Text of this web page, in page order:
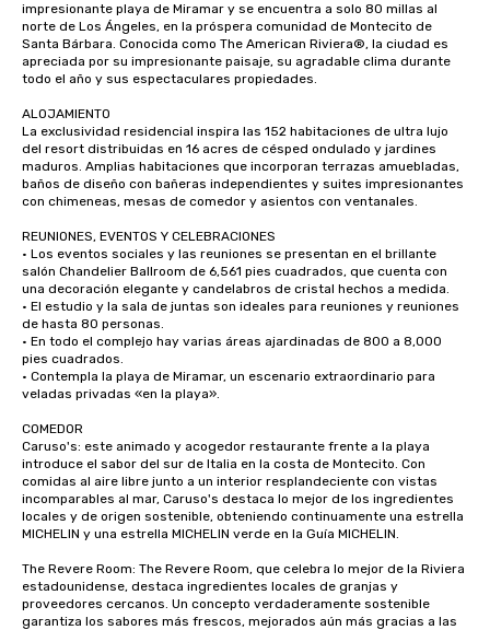
impresionante playa de Miramar y se encuentra a solo 80 millas al
norte de Los Ángeles, en la próspera comunidad de Montecito de
Santa Bárbara. Conocida como The American Riviera®, la ciudad es
apreciada por su impresionante paisaje, su agradable clima durante
todo el año y sus espectaculares propiedades.
ALOJAMIENTO
La exclusividad residencial inspira las 152 habitaciones de ultra lujo
del resort distribuidas en 16 acres de césped ondulado y jardines
maduros. Amplias habitaciones que incorporan terrazas amuebladas,
baños de diseño con bañeras independientes y suites impresionantes
con chimeneas, mesas de comedor y asientos con ventanales.
REUNIONES, EVENTOS Y CELEBRACIONES
· Los eventos sociales y las reuniones se presentan en el brillante
salón Chandelier Ballroom de 6,561 pies cuadrados, que cuenta con
una decoración elegante y candelabros de cristal hechos a medida.
· El estudio y la sala de juntas son ideales para reuniones y reuniones
de hasta 80 personas.
· En todo el complejo hay varias áreas ajardinadas de 800 a 8,000
pies cuadrados.
· Contempla la playa de Miramar, un escenario extraordinario para
veladas privadas «en la playa».
COMEDOR
Caruso's: este animado y acogedor restaurante frente a la playa
introduce el sabor del sur de Italia en la costa de Montecito. Con
comidas al aire libre junto a un interior resplandeciente con vistas
incomparables al mar, Caruso's destaca lo mejor de los ingredientes
locales y de origen sostenible, obteniendo continuamente una estrella
MICHELIN y una estrella MICHELIN verde en la Guía MICHELIN.
The Revere Room: The Revere Room, que celebra lo mejor de la Riviera
estadounidense, destaca ingredientes locales de granjas y
proveedores cercanos. Un concepto verdaderamente sostenible
garantiza los sabores más frescos, mejorados aún más gracias a las